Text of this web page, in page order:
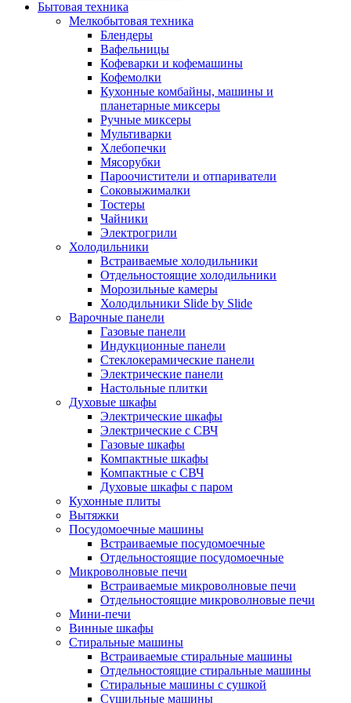
Бытовая техника
Мелкобытовая техника
Блендеры
Вафельницы
Кофеварки и кофемашины
Кофемолки
Кухонные комбайны, машины и
планетарные миксеры
Ручные миксеры
Мультиварки
Хлебопечки
Мясорубки
Пароочистители и отпариватели
Соковыжималки
Тостеры
Чайники
Электрогрили
Холодильники
Встраиваемые холодильники
Отдельностоящие холодильники
Морозильные камеры
Холодильники Slide by Slide
Варочные панели
Газовые панели
Индукционные панели
Стеклокерамические панели
Электрические панели
Настольные плитки
Духовые шкафы
Электрические шкафы
Электрические с СВЧ
Газовые шкафы
Компактные шкафы
Компактные с СВЧ
Духовые шкафы с паром
Кухонные плиты
Вытяжки
Посудомоечные машины
Встраиваемые посудомоечные
Отдельностоящие посудомоечные
Микроволновые печи
Встраиваемые микроволновые печи
Отдельностоящие микроволновые печи
Мини-печи
Винные шкафы
Стиральные машины
Встраиваемые стиральные машины
Отдельностоящие стиральные машины
Стиральные машины с сушкой
Сушильные машины